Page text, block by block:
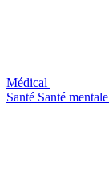
Médical
Santé Santé mentale